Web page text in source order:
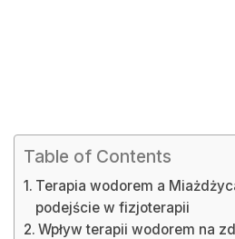
Table of Contents
Terapia wodorem a
podejście w fizjoterapii
Wpływ terapii wodorem na